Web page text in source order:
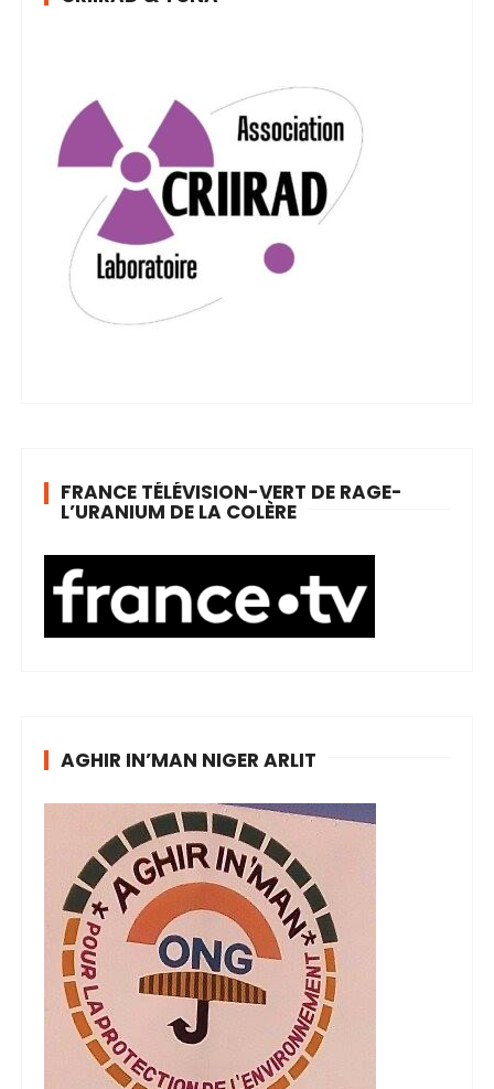
FRANCE TÉLÉVISION-VERT DE RAGE-
L’URANIUM DE LA COLÈRE
AGHIR IN’MAN NIGER ARLIT